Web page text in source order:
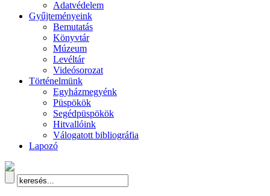
Adatvédelem
Gyűjteményeink
Bemutatás
Könyvtár
Múzeum
Levéltár
Videósorozat
Történelmünk
Egyházmegyénk
Püspökök
Segédpüspökök
Hitvallóink
Válogatott bibliográfia
Lapozó